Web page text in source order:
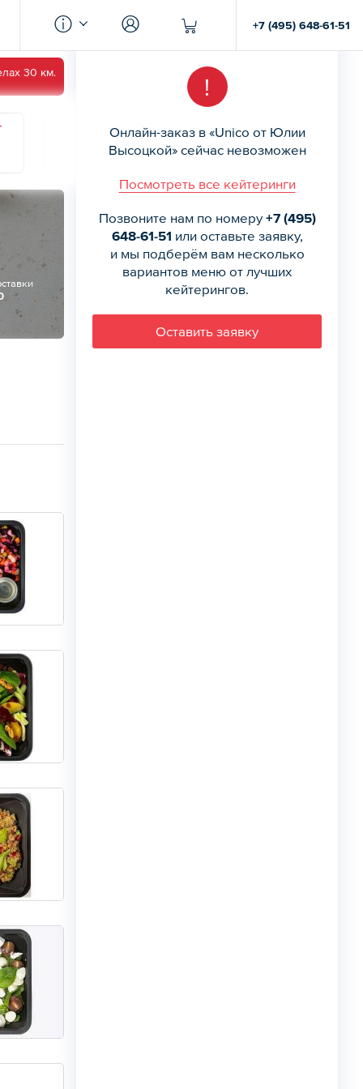
+7 (495) 648-61-51
30 км.
Пятница Суббота
15
Воскресенье
16
!
Онлайн-заказ в «Unico от Юлии
Высоцкой» сейчас невозможен
Посмотреть все кейтеринги
Позвоните нам по номеру +7 (495)
648-61-51 или оставьте заявку,
и мы подберём вам несколько
вариантов меню от лучших
кейтерингов.
Оставить заявку